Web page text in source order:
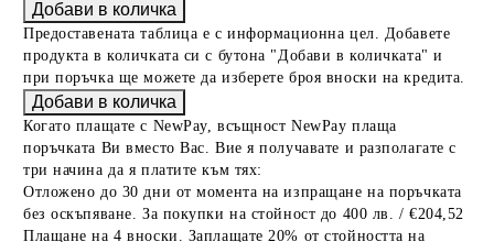
Предоставената таблица е с информационна цел. Добавете
продукта в количката си с бутона "Добави в количката" и
при поръчка ще можете да изберете броя вноски на кредита.
Когато плащате с NewPay, всъщност NewPay плаща
поръчката Ви вместо Вас. Вие я получавате и разполагате с
три начина да я платите към тях:
Отложено до 30 дни от момента на изпращане на поръчката
без оскъпяване. За покупки на стойност до 400 лв. / €204,52
Плащане на 4 вноски. Заплащате 20% от стойността на